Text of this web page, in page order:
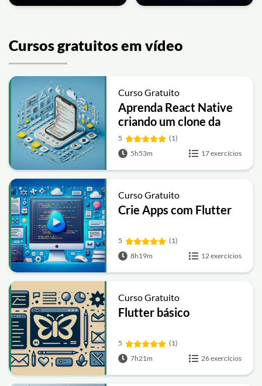
Cursos gratuitos em vídeo
Curso Gratuito
Aprenda React Native
criando um clone da
Netflix
5
(1)
5h53m
17 exercícios
Curso Gratuito
Crie Apps com Flutter
5
(1)
8h19m
12 exercícios
Curso Gratuito
Flutter básico
5
(1)
7h21m
26 exercícios